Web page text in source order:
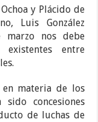
y Plácido de
Luis González
marzo nos debe
existentes entre
en materia de los
concesiones
de luchas de